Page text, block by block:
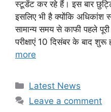
स्टूडेंट कर रहे हैं। इस बार
इसलिए भी है क्योंकि अधिकांश
सामान्य समय से काफी पहले
परीक्षाएं 10 दिसंबर के बाद
more
Categories
Latest News
Leave a comment